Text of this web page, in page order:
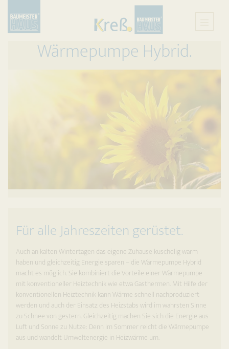
Wärmepumpe Hybrid.
Für alle Jahreszeiten gerüstet.
Auch an kalten Wintertagen das eigene Zuhause kuschelig warm
haben und gleichzeitig Energie sparen – die Wärmepumpe Hybrid
macht es möglich. Sie kombiniert die Vorteile einer Wärmepumpe
mit konventioneller Heiztechnik wie etwa Gasthermen. Mit Hilfe der
konventionellen Heiztechnik kann Wärme schnell nachproduziert
werden und auch der Einsatz des Heizstabs wird im wahrsten Sinne
zu Schnee von gestern. Gleichzeitig machen Sie sich die Energie aus
Luft und Sonne zu Nutze: Denn im Sommer reicht die Wärmepumpe
aus und wandelt Umweltenergie in Heizwärme um.